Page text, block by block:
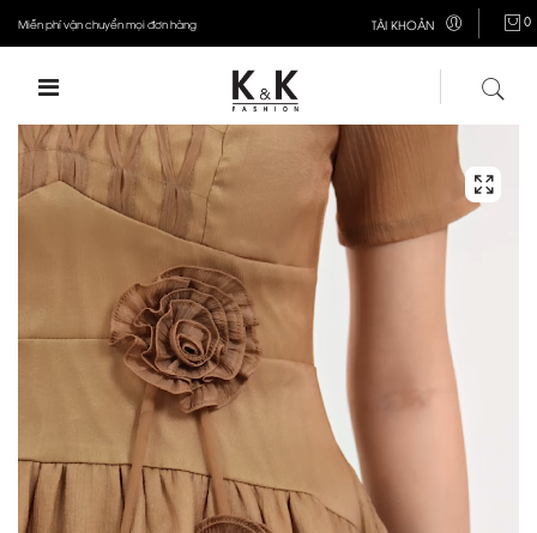
Miễn phí vận chuyển mọi đơn hàng TÀI KHOẢN 0